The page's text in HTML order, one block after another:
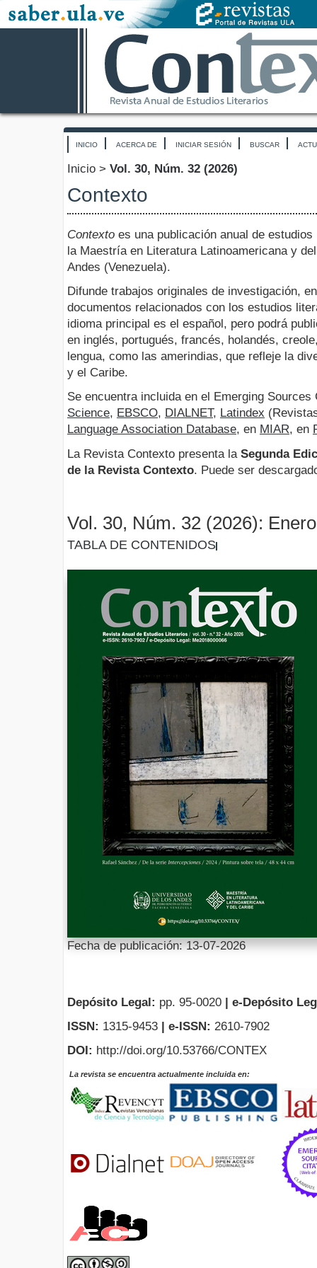
INICIO ACERCA DE INICIAR SESIÓN BUSCAR
Inicio > Vol. 30, Núm. 32 (2026)
Contexto
Contexto es una publicación anual de
la Maestría en Literatura Latinoamericana y
Andes (Venezuela).
Difunde trabajos originales de investigación,
documentos relacionados con los estudios
idioma principal es el español, pero podrá
en inglés, portugués, francés, holandés,
lengua, como las amerindias, que refleje la
y el Caribe.
Se encuentra incluida en el Emerging Sources
Science, EBSCO, DIALNET, Latindex
Language Association Database, en MIAR, en
La Revista Contexto presenta la Segunda
de la Revista Contexto. Puede ser
Vol. 30, Núm. 32 (2026):
TABLA DE CONTENIDOS
Fecha de publicación: 13-07-2026
Depósito Legal: pp. 95-0020 | e-Depósito
ISSN: 1315-9453 | e-ISSN: 2610-7902
DOI: http://doi.org/10.53766/CONTEX
La revista se encuentra actualmente incluida en: